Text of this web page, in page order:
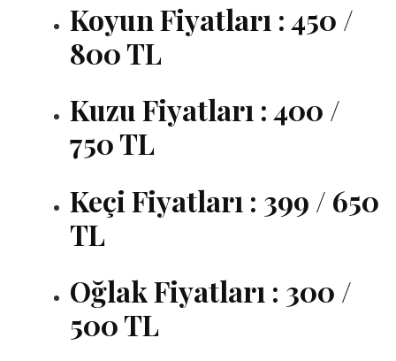
Koyun Fiyatları : 450 /
800 TL
Kuzu Fiyatları : 400 /
750 TL
Keçi Fiyatları : 399 / 650
TL
Oğlak Fiyatları : 300 /
500 TL